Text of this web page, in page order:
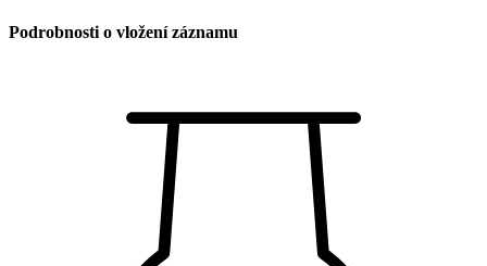
Podrobnosti o vložení záznamu